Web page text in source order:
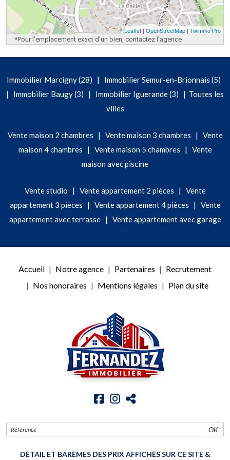
Leaflet | OpenStreetMap| Twimmo Pro
*Pour l'emplacement exact d'un bien, contactez l'agence
Immobilier Marcigny (28) | Immobilier Semur-en-Brionnais (5)
| Immobilier Baugy (3) | Immobilier Iguerande (3) | Toutes les
villes
Vente maison 2 chambres | Vente maison 3 chambres | Vente
maison 4 chambres
| Vente maison 5 chambres | Vente
maison avec piscine
Vente studio | Vente appartement 2 pièces | Vente
appartement 3 pièces
| Vente appartement 4 pièces | Vente
appartement avec terrasse| Vente appartement avec garage
Accueil Notre agence Partenaires
Recrutement
Nos honoraires
Mentions légales Plan du site
OK
DÉTAIL ET BARÈMES DES PRIX AFFICHÉS SUR CE SITE &